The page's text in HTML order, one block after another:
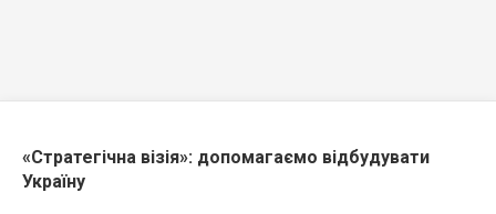
«Стратегічна візія»: допомагаємо відбудувати
Україну